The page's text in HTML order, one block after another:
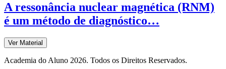
A ressonância nuclear magnética (RNM)
é um método de diagnóstico…
Ver Material
Academia do Aluno 2026. Todos os Direitos Reservados.